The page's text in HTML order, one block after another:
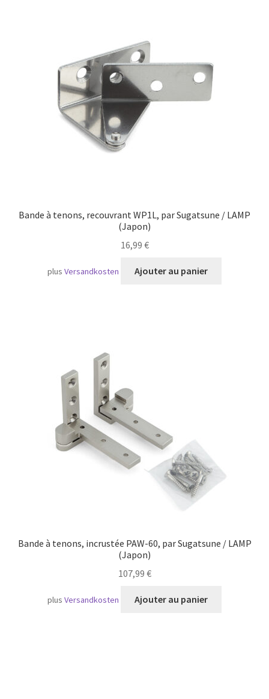
Bande à tenons, recouvrant WP1L, par Sugatsune / LAMP
(Japon)
16,99 €
plusVersandkosten Ajouter au panier
Bande à tenons, incrustée PAW-60, par Sugatsune / LAMP
(Japon)
107,99 €
plusVersandkosten Ajouter au panier